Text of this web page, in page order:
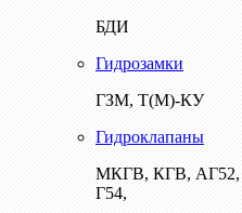
БДИ
Гидрозамки
ГЗМ, Т(М)-КУ
Гидроклапаны
МКГВ, КГВ, АГ52,
Г54,